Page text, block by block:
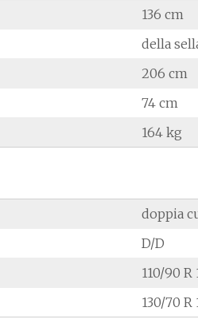
136 cm
della
206 cm
74 cm
164 kg
doppia
D/D
110/90 R
130/70 R